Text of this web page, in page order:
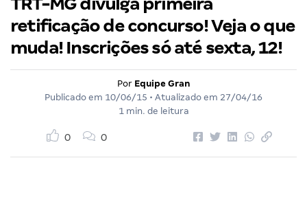
retificação de concurso! Veja o que
muda! Inscrições só até sexta, 12!
Por Equipe Gran
Publicado em 10/06/15 • Atualizado em 27/04/16
1 min. de leitura
0 0